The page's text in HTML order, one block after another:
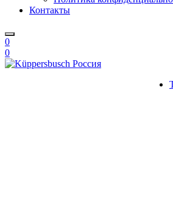
Контакты
0
0